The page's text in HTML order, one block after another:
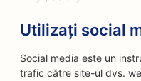
Utilizați social
Social media este un
trafic către site-ul dvs.